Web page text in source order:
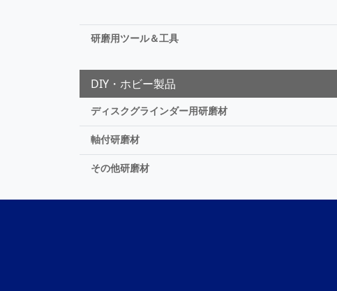
研磨用ツール＆工具
DIY・ホビー製品
ディスクグラインダー用研磨材
軸付研磨材
その他研磨材